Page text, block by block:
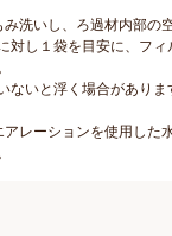
洗いし、ろ過材内部の
対し１袋を目安に、フ
ないと浮く場合がありま
レーションを使用した